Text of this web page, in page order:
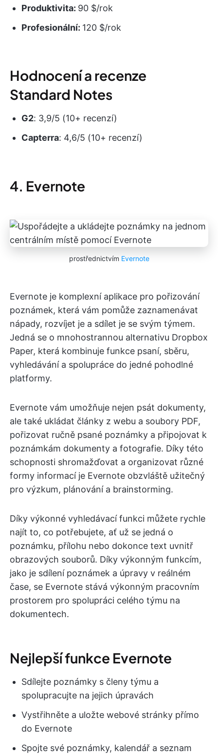
Produktivita: 90 $/rok
Profesionální: 120 $/rok
Hodnocení a recenze
Standard Notes
G2: 3,9/5 (10+ recenzí)
Capterra: 4,6/5 (10+ recenzí)
4. Evernote
prostřednictvím Evernote
Evernote je komplexní aplikace pro pořizování
poznámek, která vám pomůže zaznamenávat
nápady, rozvíjet je a sdílet je se svým týmem.
Jedná se o mnohostrannou alternativu Dropbox
Paper, která kombinuje funkce psaní, sběru,
vyhledávání a spolupráce do jedné pohodlné
platformy.
Evernote vám umožňuje nejen psát dokumenty,
ale také ukládat články z webu a soubory PDF,
pořizovat ručně psané poznámky a připojovat k
poznámkám dokumenty a fotografie. Díky této
schopnosti shromažďovat a organizovat různé
formy informací je Evernote obzvláště užitečný
pro výzkum, plánování a brainstorming.
Díky výkonné vyhledávací funkci můžete rychle
najít to, co potřebujete, ať už se jedná o
poznámku, přílohu nebo dokonce text uvnitř
obrazových souborů. Díky výkonným funkcím,
jako je sdílení poznámek a úpravy v reálném
čase, se Evernote stává výkonným pracovním
prostorem pro spolupráci celého týmu na
dokumentech.
Nejlepší funkce Evernote
Sdílejte poznámky s členy týmu a
spolupracujte na jejich úpravách
Vystřihněte a uložte webové stránky přímo
do Evernote
Spojte své poznámky, kalendář a seznam